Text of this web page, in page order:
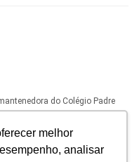
melhor
analisar
do Colégio Padre
Beneficente de Assistência
ativo nos termos da legislação